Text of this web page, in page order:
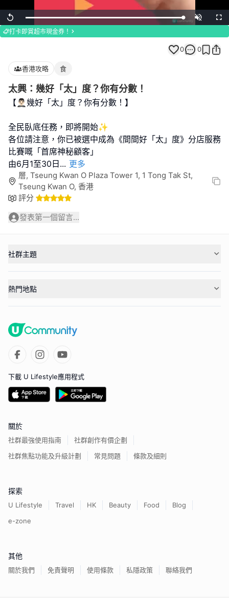
Replay Loaded:
100.00%
Unmute
打卡即賞超市現金券！
0 0
香港攻略 食
太興：幾好「太」度？你有分數！
【🤵🏻‍♂️幾好「太」度？你有分數！】
全民臥底任務，即將開始✨
各位請注意，你已被選中成為《間間好「太」度》分店服務
比賽嘅「首席神秘顧客」
由6月1至30日 ... 更多
層, Tseung Kwan O Plaza Tower 1, 1 Tong Tak St,
Tseung Kwan O, 香港
評分
發表第一個留言...
社群主題
熱門地點
下載 U Lifestyle應用程式
關於
社群最強使用指南
社群創作有價企劃
社群焦點功能及升級計劃
常見問題 條款及細則
探索
U Lifestyle Travel HK Beauty Food
Blog
e-zone
其他
關於我們 免責聲明 使用條款 私隱政策 聯絡我們